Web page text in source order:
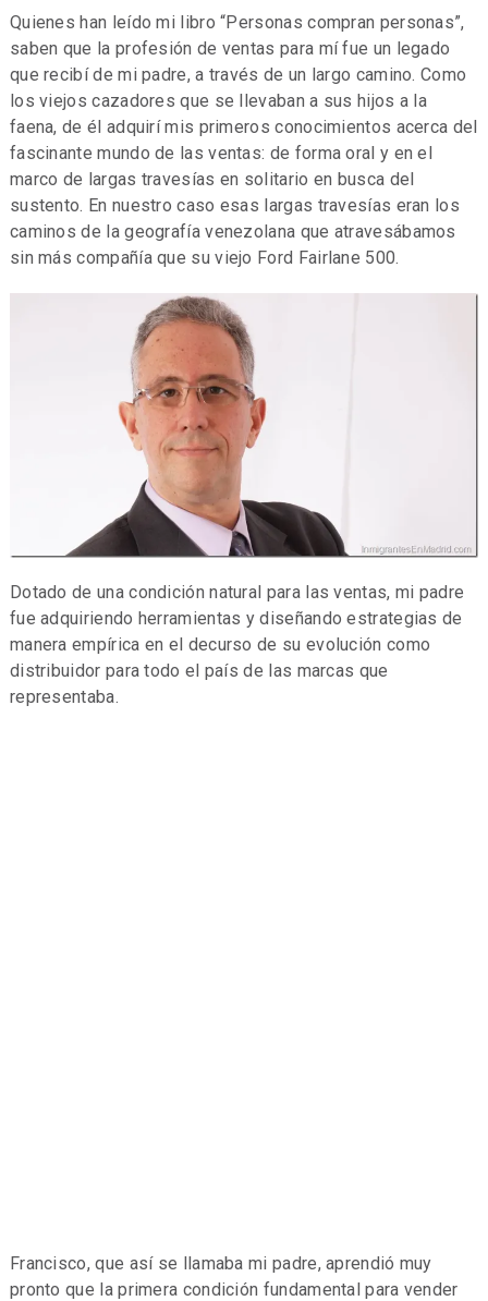
Quienes han leído mi libro “Personas compran personas”,
saben que la profesión de ventas para mí fue un legado
que recibí de mi padre, a través de un largo camino. Como
los viejos cazadores que se llevaban a sus hijos a la
faena, de él adquirí mis primeros conocimientos acerca del
fascinante mundo de las ventas: de forma oral y en el
marco de largas travesías en solitario en busca del
sustento. En nuestro caso esas largas travesías eran los
caminos de la geografía venezolana que atravesábamos
sin más compañía que su viejo Ford Fairlane 500.
Dotado de una condición natural para las ventas, mi padre
fue adquiriendo herramientas y diseñando estrategias de
manera empírica en el decurso de su evolución como
distribuidor para todo el país de las marcas que
representaba.
Francisco, que así se llamaba mi padre, aprendió muy
pronto que la primera condición fundamental para vender